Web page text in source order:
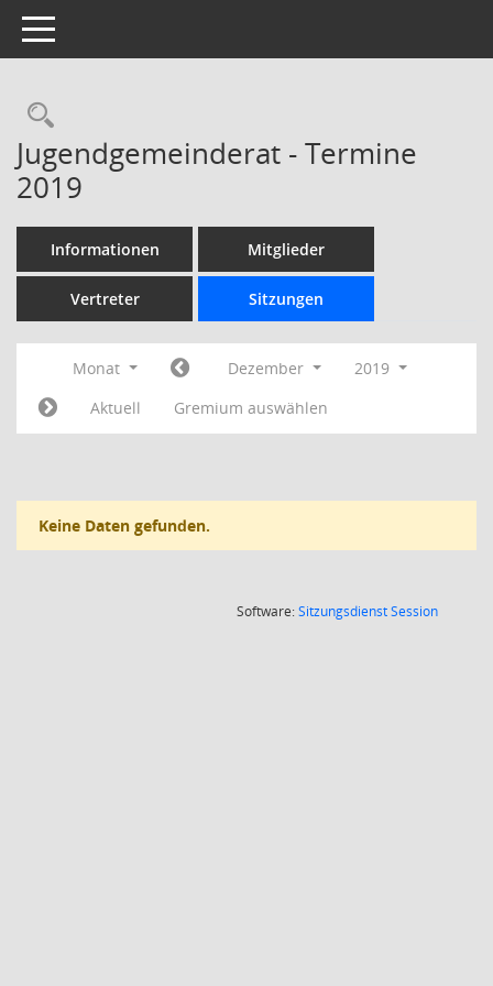
Toggle navigation
Rechercheauswahl
Jugendgemeinderat - Termine
2019
Informationen Mitglieder
Vertreter Sitzungen
Monat Dezember
2019
Aktuell
Gremium auswählen
Keine Daten gefunden.
Software:SitzungsdienstSession(Wird in